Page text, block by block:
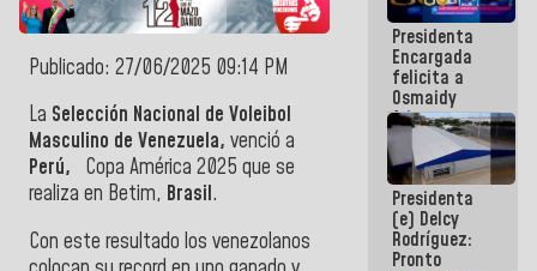
Publicado: 27/06/2025 09:14 PM
La Selección Nacional de Voleibol
Masculino de Venezuela, venció a
Perú, Copa América 2025 que se
realiza en Betim, Brasil.
Con este resultado los venezolanos
fondos de
emergencia
post-sismos
Presidenta
Encargada
felicita a
Osmaidy
Arias y
Giraly
Marcano por
hacer
historia en
los
Centroamericanos
Presidenta
(e) Delcy
Rodríguez:
Pronto